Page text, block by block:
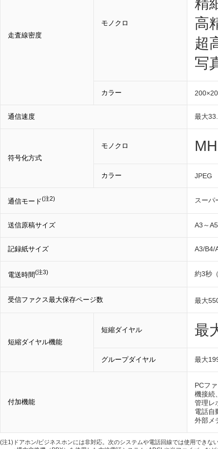
走査線密度
モノクロ
高
超
写
カラー
通信速度 最大
符号化方式
モノクロ
カラー JPEG
通信モード(注2) スーパ
送信原稿サイズ A3～A5
記録紙サイズ A3/B4/
電送時間(注3) 約3秒
受信ファクス最大保存ページ数 最大
短縮ダイヤル機能
短縮ダイヤル 最
グループダイヤル 最大
付加機能
PCフ
機接続
管理レ
電話自
外部メ
(注1) ドアホン/ビジネスホンには非対応。次のシステムや電話回線では使用できな